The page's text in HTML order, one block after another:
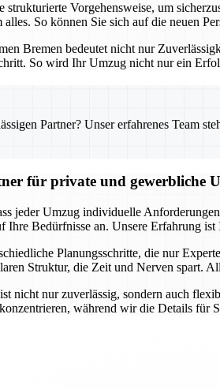
strukturierte Vorgehensweise, um
So können Sie sich auf die neuen
Bremen bedeutet nicht nur
So wird Ihr Umzug nicht nur ein
Partner? Unser erfahrenes Team
für private und gewerbliche
jeder Umzug individuelle
Ihre Bedürfnisse an. Unsere Erfahrung
Planungsschritte, die nur
Struktur, die Zeit und Nerven spart.
nicht nur zuverlässig, sondern auch
während wir die Details für